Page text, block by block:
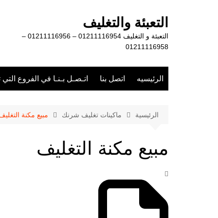
التعبئة والتغليف
التعبئة و التغليف 01211116954 – 01211116956 –
01211116958
الرئيسيه اتصل بنا اتـصـل بـنـا في الفروع
الرئيسية ماكينات تغليف شرنك مبيع مكنة
مبيع مكنة التغليف